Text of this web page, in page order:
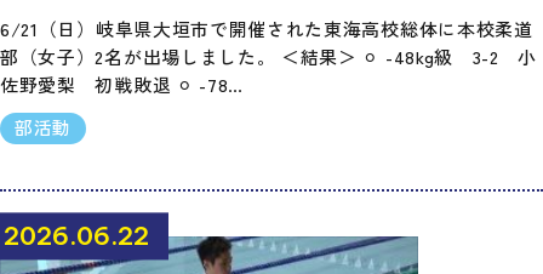
6/21（日）岐阜県大垣市で開催された東海高校総体に本校柔道
部（女子）2名が出場しました。 ＜結果＞ ⚪︎ -48kg級 3-2 小
佐野愛梨 初戦敗退 ⚪︎ -78…
部活動
2026.06.22